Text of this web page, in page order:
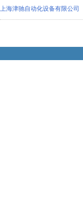
上海津驰自动化设备有限公司